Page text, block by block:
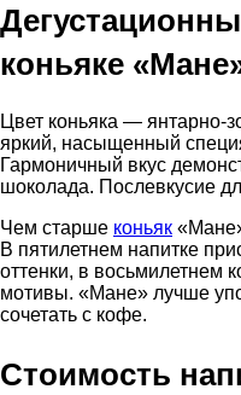
коньяке
Цвет коньяка — янтарно-
яркий, насыщенный
Гармоничный вкус
шоколада. Послевкусие
Чем старше коньяк
В пятилетнем напитке
оттенки, в восьмилетнем
мотивы. «Мане» лучше
сочетать с кофе.
Стоимость